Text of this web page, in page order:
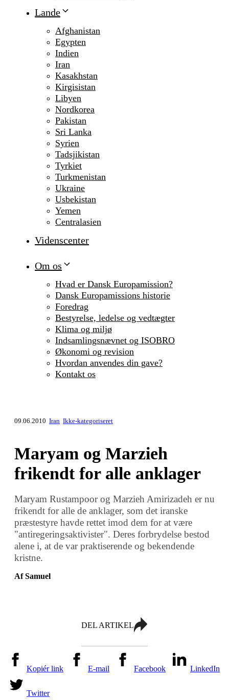
Lande
Afghanistan
Egypten
Indien
Iran
Kasakhstan
Kirgisistan
Libyen
Nordkorea
Pakistan
Sri Lanka
Syrien
Tadsjikistan
Tyrkiet
Turkmenistan
Ukraine
Usbekistan
Yemen
Centralasien
Videnscenter
Om os
Hvad er Dansk Europamission?
Dansk Europamissions historie
Foredrag
Bestyrelse, ledelse og vedtægter
Klima og miljø
Indsamlingsnævnet og ISOBRO
Økonomi og revision
Hvordan anvendes din gave?
Kontakt os
09.06.2010 Iran Ikke-kategoriseret
Maryam og Marzieh
frikendt for alle anklager
Maryam Rustampoor og Marzieh Amirizadeh er nu
frikendt for alle de anklager, som det iranske
præstestyre havde rettet imod dem for at være
"antiregeringsaktivister". Deres forbrydelse bestod
alene i, at de var praktiserende og bekendende
kristne.
Af Samuel
DEL ARTIKEL
Kopiér link E-mail Facebook LinkedIn
Twitter